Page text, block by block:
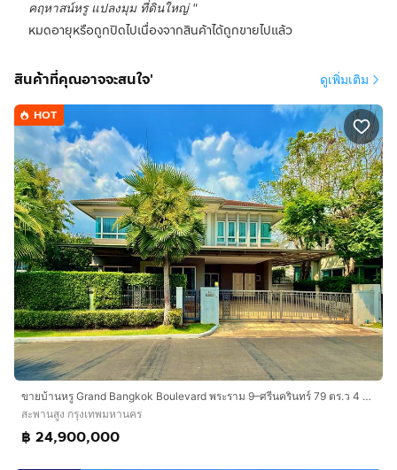
คฤหาสน์หรู แปลงมุม ที่ดินใหญ่"
หมดอายุหรือถูกปิดไปเนื่องจากสินค้าได้ถูกขายไปแล้ว
สินค้าที่คุณอาจจะสนใจ' ดูเพิ่มเติม
HOT
ขายบ้านหรู Grand Bangkok Boulevard พระราม 9–ศรีนครินทร์ 79 ตร.ว 4 นอน 5 น้ำ ห้องมุม 24.9 ลบ.
สะพานสูง กรุงเทพมหานคร
฿ 24,900,000